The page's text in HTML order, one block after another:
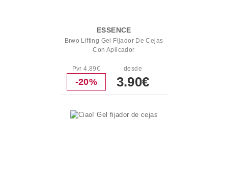
ESSENCE
Brwo Lifting Gel Fijador De Cejas
Con Aplicador
Pvr 4.89€
-20%
desde
3.90€